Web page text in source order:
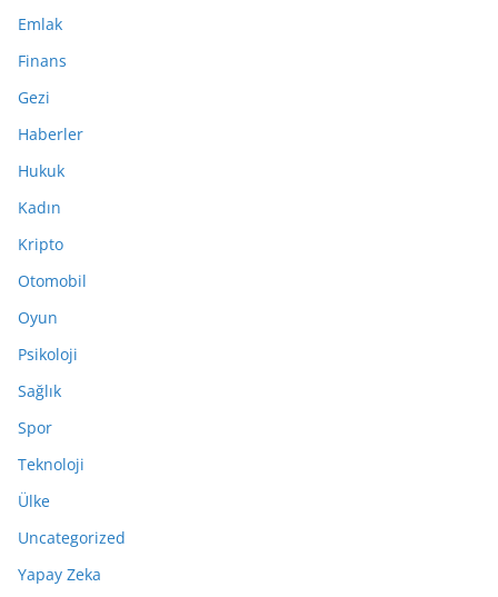
Emlak
Finans
Gezi
Haberler
Hukuk
Kadın
Kripto
Otomobil
Oyun
Psikoloji
Sağlık
Spor
Teknoloji
Ülke
Uncategorized
Yapay Zeka